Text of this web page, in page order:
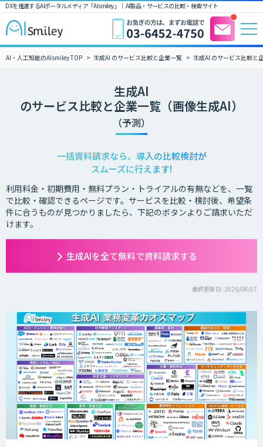
DXを推進するAIポータルメディア「AIsmiley」｜ AI製品・サービスの比較・検索サイト
AI・人工知能のAIsmiley TOP 生成AI のサービス比較と企業一覧 生成AI のサービス比較と
生成AI
のサービス比較と企業一覧（画像生成AI）
（予測）
一括資料請求なら、導入の比較検討が
スムーズに行えます!
利用料金・初期費用・無料プラン・トライアルの有無などを、一覧
で比較・確認できるページです。サービスを比較・検討後、希望条
件に合うものが見つかりましたら、下記のボタンよりご請求いただ
けます。
生成AIを全て無料で資料請求する
最終更新日: 2026/08/07